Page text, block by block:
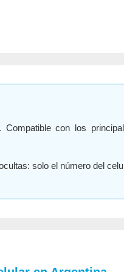
con los
solo el número del